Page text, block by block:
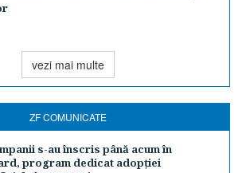
vezi mai multe
ZF COMUNICATE
s-au înscris până acum în
program dedicat adopției